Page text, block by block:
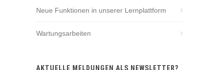
Neue Funktionen in unserer Lernplattform
Wartungsarbeiten
AKTUELLE MELDUNGEN ALS NEWSLETTER?